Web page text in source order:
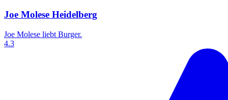
Joe Molese Heidelberg
​Joe Molese liebt Burger.
4.3